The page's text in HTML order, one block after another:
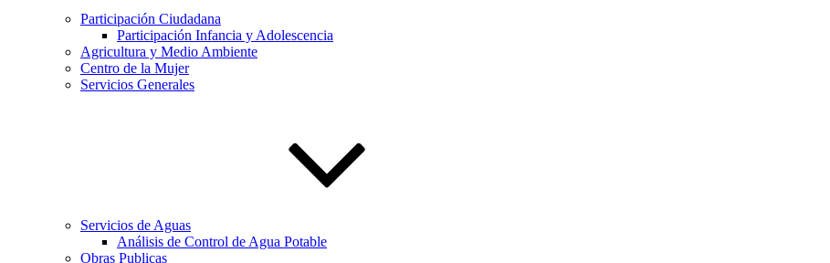
Participación Ciudadana
Participación Infancia y Adolescencia
Agricultura y Medio Ambiente
Centro de la Mujer
Servicios Generales
Servicios de Aguas
Análisis de Control de Agua Potable
Obras Publicas